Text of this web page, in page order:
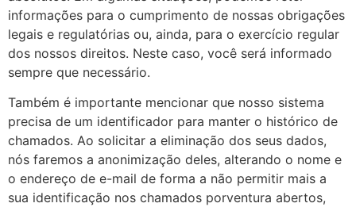
informações para o cumprimento de nossas obrigações
legais e regulatórias ou, ainda, para o exercício regular
dos nossos direitos. Neste caso, você será informado
sempre que necessário.
Também é importante mencionar que nosso sistema
precisa de um identificador para manter o histórico de
chamados. Ao solicitar a eliminação dos seus dados,
nós faremos a anonimização deles, alterando o nome e
o endereço de e-mail de forma a não permitir mais a
sua identificação nos chamados porventura abertos,